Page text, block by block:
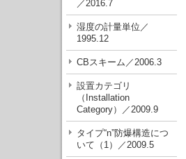
／2016.7
湿度の計量単位／
1995.12
CBスキーム／2006.3
設置カテゴリ
（Installation
Category）／2009.9
タイプ“n”防爆構造につ
いて（1）／2009.5